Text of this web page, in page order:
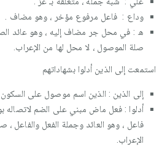
وداع : فاعل مرفوع مؤخر ، وهو مضاف .
ه : في محل جر مضاف إليه ، وهو عائد
صلة الموصول ، لا محل لها من الإعراب.
استمعت إلى الذين أدلوا بشهاداتهم
إلى الذين : الذين اسم موصول على
أدلوا : فعل ماض مبني على الضم لاتصاله
فاعل ، وهو العائد وجملة الفعل والفاعل
الإعراب.